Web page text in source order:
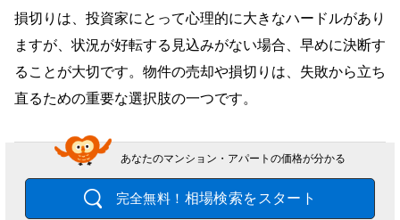
損切りは、投資家にとって心理的に大きなハードルがあり
ますが、状況が好転する見込みがない場合、早めに決断す
ることが大切です。物件の売却や損切りは、失敗から立ち
直るための重要な選択肢の一つです。
あなたのマンション・アパートの価格が分かる
完全無料！ 相場検索をスタート